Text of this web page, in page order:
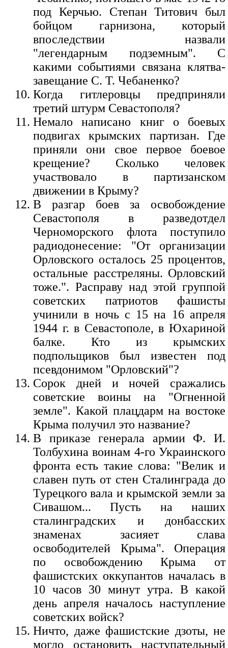
под Керчью. Степан Титович был
бойцом гарнизона, который
впоследствии назвали
"легендарным подземным". С
какими событиями связана клятва-
завещание С. Т. Чебаненко?
Когда гитлеровцы предприняли
третий штурм Севастополя?
Немало написано книг о боевых
подвигах крымских партизан. Где
приняли они свое первое боевое
крещение? Сколько человек
участвовало в партизанском
движении в Крыму?
В разгар боев за освобождение
Севастополя в разведотдел
Черноморского флота поступило
радиодонесение: "От организации
Орловского осталось 25 процентов,
остальные расстреляны. Орловский
тоже.". Расправу над этой группой
советских патриотов фашисты
учинили в ночь с 15 на 16 апреля
1944 г. в Севастополе, в Юхариной
балке. Кто из крымских
подпольщиков был известен под
псевдонимом "Орловский"?
Сорок дней и ночей сражались
советские воины на "Огненной
земле". Какой плацдарм на востоке
Крыма получил это название?
В приказе генерала армии Ф. И.
Толбухина воинам 4-го Украинского
фронта есть такие слова: "Велик и
славен путь от стен Сталинграда до
Турецкого вала и крымской земли за
Сивашом... Пусть на наших
сталинградских и донбасских
знаменах засияет слава
освободителей Крыма". Операция
по освобождению Крыма от
фашистских оккупантов началась в
10 часов 30 минут утра. В какой
день апреля началось наступление
советских войск?
Ничто, даже фашистские дзоты, не
могло остановить наступательный